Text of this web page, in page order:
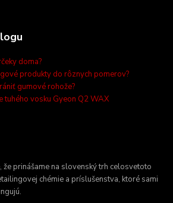
doma?
produkty do rôznych pomerov?
gumové rohože?
tuhého vosku Gyeon Q2 WAX
prinášame na slovenský trh celosvetoto
chémie a príslušenstva, ktoré sami